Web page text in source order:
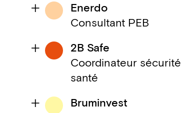
Enerdo
Consultant PEB
2B Safe
Coordinateur sécurité
santé
Bruminvest